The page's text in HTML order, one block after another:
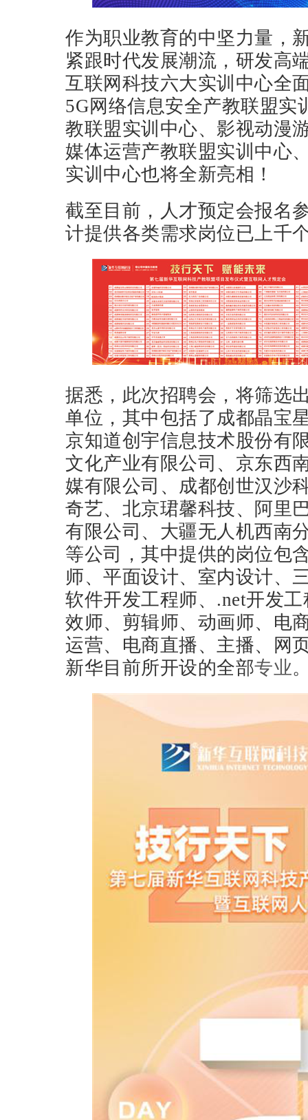
作为职业教育的中坚力量，
紧跟时代发展潮流，研发高
互联网科技六大实训中心全
5G网络信息安全产教联盟实
教联盟实训中心、影视动漫
媒体运营产教联盟实训中心
实训中心也将全新亮相！
截至目前，人才预定会报名
计提供各类需求岗位已上千
据悉，此次招聘会，将筛选
单位，其中包括了成都晶宝
京知道创宇信息技术股份有
文化产业有限公司、京东西
媒有限公司、成都创世汉沙
奇艺、北京珺馨科技、阿里
有限公司、大疆无人机西南
等公司，其中提供的岗位包
师、平面设计、室内设计、
软件开发工程师、.net开发
效师、剪辑师、动画师、电
运营、电商直播、主播、网
新华目前所开设的全部专业